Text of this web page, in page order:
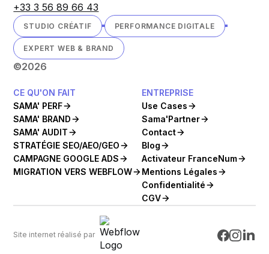
+33 3 56 89 66 43
STUDIO CRÉATIF PERFORMANCE DIGITALE
EXPERT WEB & BRAND
©2026
CE QU'ON FAIT
SAMA' PERF
SAMA' BRAND
SAMA' AUDIT
STRATÉGIE SEO/AEO/GEO
CAMPAGNE GOOGLE ADS
MIGRATION VERS WEBFLOW
ENTREPRISE
Use Cases
Sama'Partner
Contact
Blog
Activateur FranceNum
Mentions Légales
Confidentialité
CGV
Site internet réalisé par